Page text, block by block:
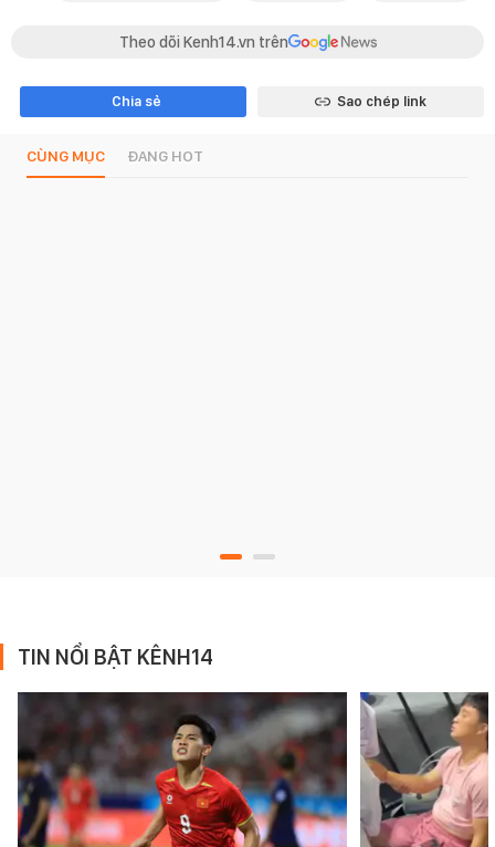
Theo dõi Kenh14.vn trên
Chia sẻ Sao chép link
CÙNG MỤC ĐANG HOT
TIN NỔI BẬT KÊNH14